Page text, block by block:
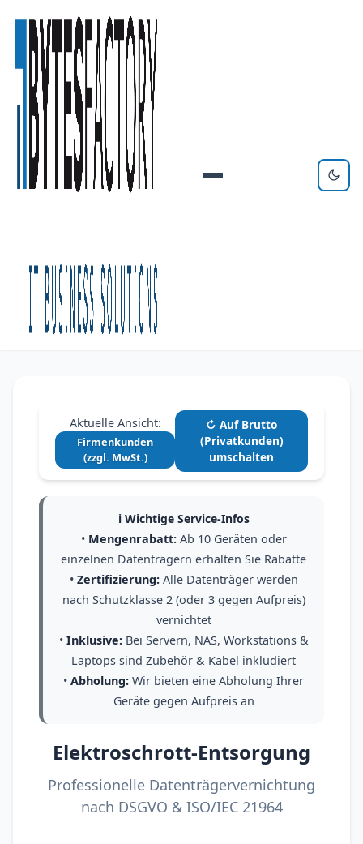
Aktuelle Ansicht:
Firmenkunden
(zzgl. MwSt.)
↻ Auf Brutto
(Privatkunden)
umschalten
ℹ️ Wichtige Service-Infos
• Mengenrabatt:Ab 10 Geräten oder
einzelnen Datenträgern erhalten Sie Rabatte
• Zertifizierung:Alle Datenträger werden
nach Schutzklasse 2 (oder 3 gegen Aufpreis)
vernichtet
• Inklusive:Bei Servern, NAS, Workstations &
Laptops sind Zubehör & Kabel inkludiert
• Abholung: Wir bieten eine Abholung Ihrer
Geräte gegen Aufpreis an
Elektroschrott-Entsorgung
Professionelle Datenträgervernichtung
nach DSGVO & ISO/IEC 21964